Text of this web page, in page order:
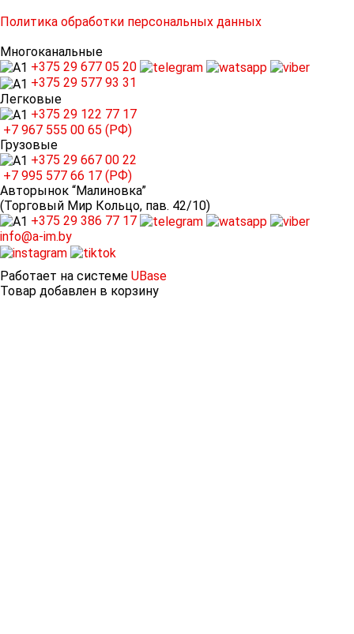
Политика обработки персональных данных
Многоканальные
+375 29 677 05 20
+375 29 577 93 31
Легковые
+375 29 122 77 17
+7 967 555 00 65 (РФ)
Грузовые
+375 29 667 00 22
+7 995 577 66 17 (РФ)
Авторынок “Малиновка”
(Торговый Мир Кольцо, пав. 42/10)
+375 29 386 77 17
info@a-im.by
Работает на системе UBase
Товар добавлен в корзину